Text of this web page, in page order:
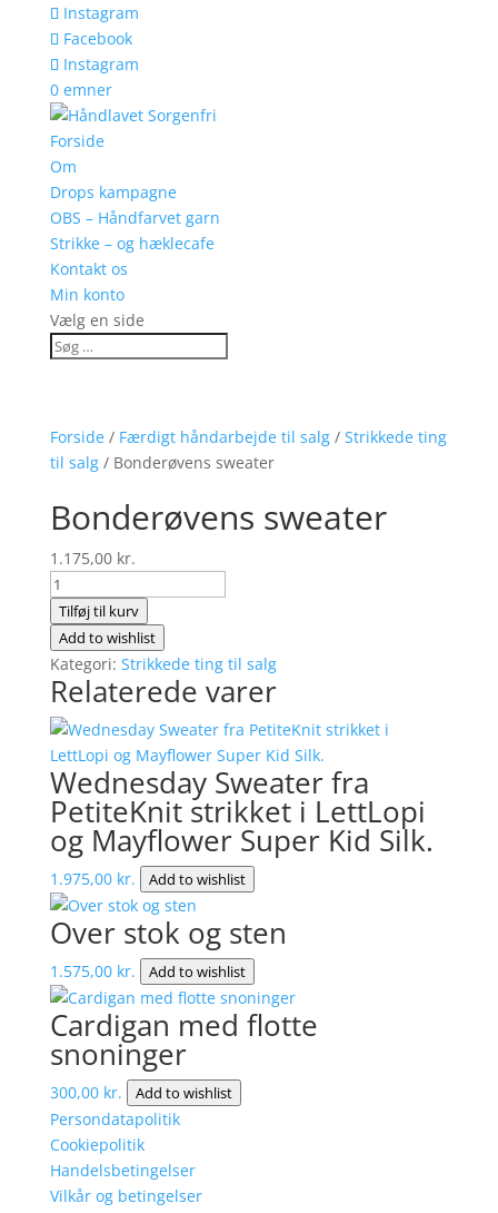
Instagram
Facebook
Instagram
0 emner
Forside
Om
Drops kampagne
OBS – Håndfarvet garn
Strikke – og hæklecafe
Kontakt os
Min konto
Vælg en side
Forside/ Færdigt håndarbejde til salg/ Strikkede ting
til salg/ Bonderøvens sweater
Bonderøvens sweater
1.175,00 kr.
Bonderøvens
sweater
antal
Tilføj til kurv
Add to wishlist
Kategori: Strikkede ting til salg
Relaterede varer
Wednesday Sweater fra
PetiteKnit strikket i LettLopi
og Mayflower Super Kid Silk.
1.975,00 kr. Add to wishlist
Over stok og sten
1.575,00 kr. Add to wishlist
Cardigan med flotte
snoninger
300,00 kr. Add to wishlist
Persondatapolitik
Cookiepolitik
Handelsbetingelser
Vilkår og betingelser